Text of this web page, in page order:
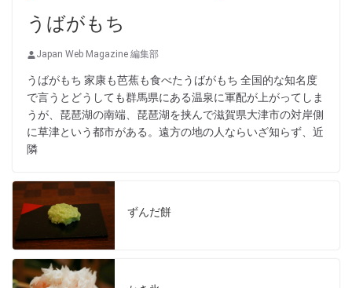
うばがもち
Japan Web Magazine 編集部
うばがもち 家康も芭蕉も食べたうばがもち 全国的な知名度
で言うとどうしても群馬県にある温泉に軍配が上がってしま
うが、琵琶湖の南端、琵琶湖を挟んで滋賀県大津市の対岸側
に草津という都市がある。遠方の地の人ならいざ知らず、近
隣
ずんだ餅